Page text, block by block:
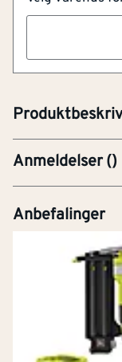
håndverkere og
batteridrevet
og effektiv drift i
generert. Feil
Anmeldelser()
Anbefalinger